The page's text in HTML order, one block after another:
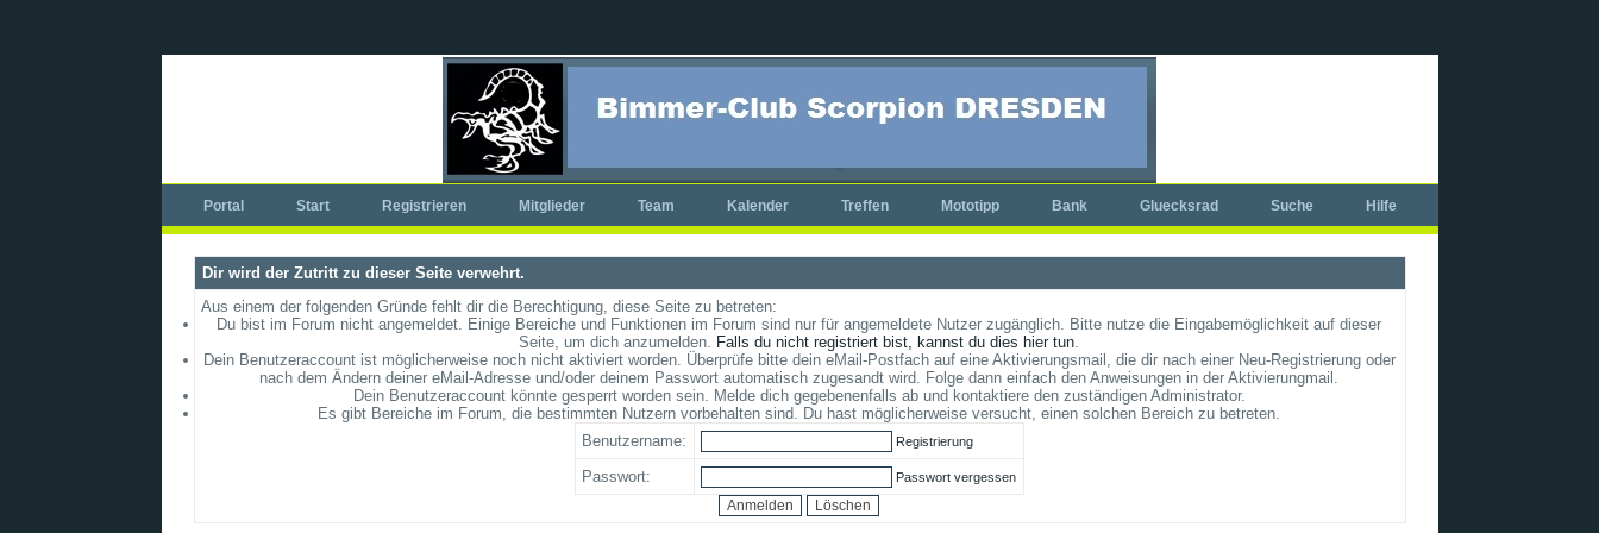
Portal Start Registrieren Mitglieder Team Kalender Treffen Mototipp Bank Gluecksrad Suche Hilfe
Dir wird der Zutritt zu dieser Seite verwehrt.
Aus einem der folgenden Gründe fehlt dir die Berechtigung, diese Seite zu betreten:
Du bist im Forum nicht angemeldet. Einige Bereiche und Funktionen im Forum sind nur für angemeldete Nutzer zugänglich. Bitte nutze die Eingabemöglichkeit auf dieser
Seite, um dich anzumelden. Falls du nicht registriert bist, kannst du dies hier tun.
Dein Benutzeraccount ist möglicherweise noch nicht aktiviert worden. Überprüfe bitte dein eMail-Postfach auf eine Aktivierungsmail, die dir nach einer Neu-Registrierung oder
nach dem Ändern deiner eMail-Adresse und/oder deinem Passwort automatisch zugesandt wird. Folge dann einfach den Anweisungen in der Aktivierungmail.
Dein Benutzeraccount könnte gesperrt worden sein. Melde dich gegebenenfalls ab und kontaktiere den zuständigen Administrator.
Es gibt Bereiche im Forum, die bestimmten Nutzern vorbehalten sind. Du hast möglicherweise versucht, einen solchen Bereich zu betreten.
Benutzername:
Registrierung
Passwort: Passwort vergessen